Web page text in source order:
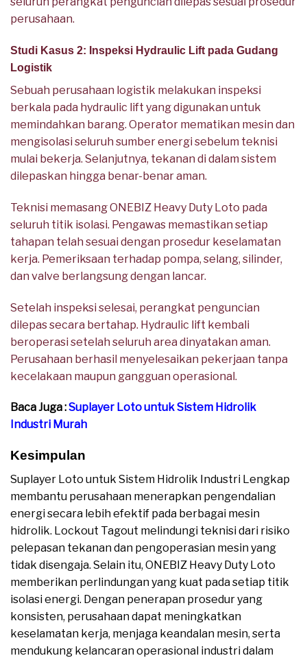
perusahaan.
Studi Kasus 2: Inspeksi Hydraulic Lift pada Gudang
Logistik
Sebuah perusahaan logistik melakukan inspeksi
berkala pada hydraulic lift yang digunakan untuk
memindahkan barang. Operator mematikan mesin dan
mengisolasi seluruh sumber energi sebelum teknisi
mulai bekerja. Selanjutnya, tekanan di dalam sistem
dilepaskan hingga benar-benar aman.
Teknisi memasang ONEBIZ Heavy Duty Loto pada
seluruh titik isolasi. Pengawas memastikan setiap
tahapan telah sesuai dengan prosedur keselamatan
kerja. Pemeriksaan terhadap pompa, selang, silinder,
dan valve berlangsung dengan lancar.
Setelah inspeksi selesai, perangkat penguncian
dilepas secara bertahap. Hydraulic lift kembali
beroperasi setelah seluruh area dinyatakan aman.
Perusahaan berhasil menyelesaikan pekerjaan tanpa
kecelakaan maupun gangguan operasional.
Baca Juga :Suplayer Loto untuk Sistem Hidrolik
Industri Murah
Kesimpulan
Suplayer Loto untuk Sistem Hidrolik Industri Lengkap
membantu perusahaan menerapkan pengendalian
energi secara lebih efektif pada berbagai mesin
hidrolik. Lockout Tagout melindungi teknisi dari risiko
pelepasan tekanan dan pengoperasian mesin yang
tidak disengaja. Selain itu, ONEBIZ Heavy Duty Loto
memberikan perlindungan yang kuat pada setiap titik
isolasi energi. Dengan penerapan prosedur yang
konsisten, perusahaan dapat meningkatkan
keselamatan kerja, menjaga keandalan mesin, serta
mendukung kelancaran operasional industri dalam